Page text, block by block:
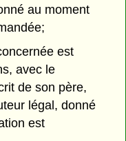
au moment
est
avec le
de son père,
légal, donné
est